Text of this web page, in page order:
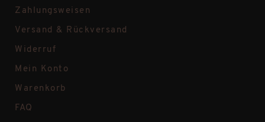
Zahlungsweisen
Versand & Rückversand
Widerruf
Mein Konto
Warenkorb
FAQ